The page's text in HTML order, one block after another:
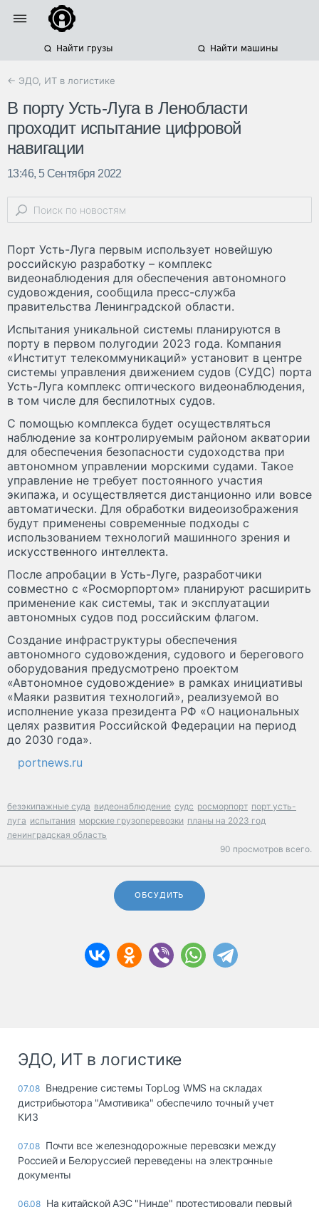
Найти грузы Найти машины
← ЭДО, ИТ в логистике
В порту Усть-Луга в Ленобласти
проходит испытание цифровой
навигации
13:46, 5 Сентября 2022
Порт Усть-Луга первым использует новейшую
российскую разработку – комплекс
видеонаблюдения для обеспечения автономного
судовождения, сообщила пресс-служба
правительства Ленинградской области.
Испытания уникальной системы планируются в
порту в первом полугодии 2023 года. Компания
«Институт телекоммуникаций» установит в центре
системы управления движением судов (СУДС) порта
Усть-Луга комплекс оптического видеонаблюдения,
в том числе для беспилотных судов.
С помощью комплекса будет осуществляться
наблюдение за контролируемым районом акватории
для обеспечения безопасности судоходства при
автономном управлении морскими судами. Такое
управление не требует постоянного участия
экипажа, и осуществляется дистанционно или вовсе
автоматически. Для обработки видеоизображения
будут применены современные подходы с
использованием технологий машинного зрения и
искусственного интеллекта.
После апробации в Усть-Луге, разработчики
совместно с «Росморпортом» планируют расширить
применение как системы, так и эксплуатации
автономных судов под российским флагом.
Создание инфраструктуры обеспечения
автономного судовождения, судового и берегового
оборудования предусмотрено проектом
«Автономное судовождение» в рамках инициативы
«Маяки развития технологий», реализуемой во
исполнение указа президента РФ «О национальных
целях развития Российской Федерации на период
до 2030 года».
portnews.ru
безэкипажные суда видеонаблюдение судс росморпорт порт усть-
луга испытания морские грузоперевозки планы на 2023 год
ленинградская область
90 просмотров всего.
ОБСУДИТЬ
ЭДО, ИТ в логистике
07.08 Внедрение системы TopLog WMS на складах
дистрибьютора "Амотивика" обеспечило точный учет
КИЗ
07.08 Почти все железнодорожные перевозки между
Россией и Белоруссией переведены на электронные
документы
06.08 На китайской АЭС "Нинде" протестировали первый